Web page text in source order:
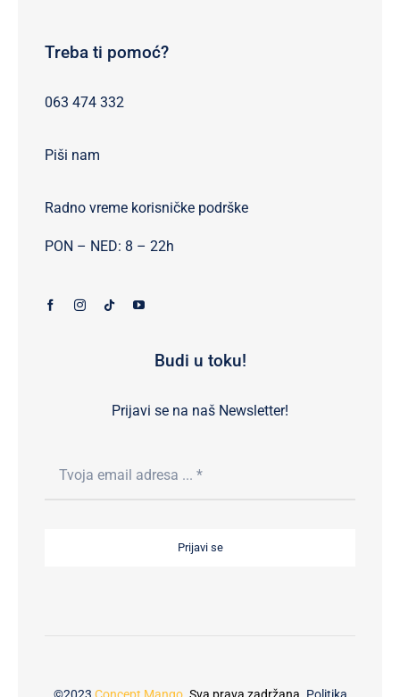
Budi u toku!
Prijavi se na naš Newsletter!
Prijavi se
Treba ti pomoć?
063 474 332
Piši nam
Radno vreme korisničke podrške
PON – NED: 8 – 22h